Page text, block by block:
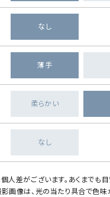
なし
薄手
柔らかい
なし
人差がございます。あくまでも目
画像は、光の当たり具合で色味